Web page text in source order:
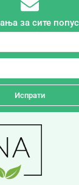
за сите
Испрати